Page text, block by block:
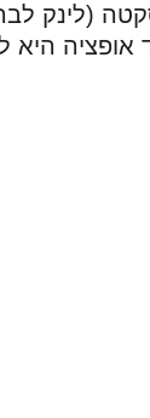
(לינק
היא